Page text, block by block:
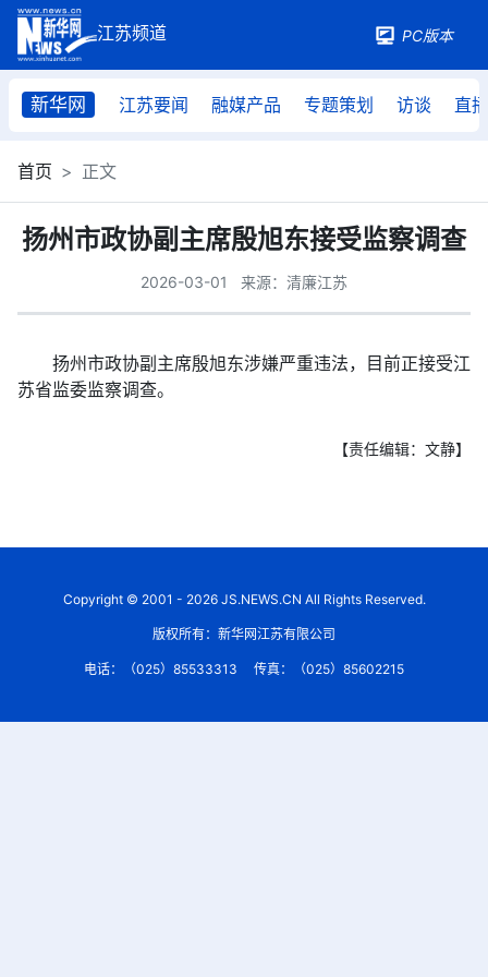
PC版本
新华网 江苏要闻 融媒产品 专题策划 访谈 直播
首页 正文
扬州市政协副主席殷旭东接受监察调查
2026-03-01 来源：清廉江苏
扬州市政协副主席殷旭东涉嫌严重违法，目前正接受江
苏省监委监察调查。
【责任编辑：文静】
Copyright © 2001 - 2026 JS.NEWS.CN All Rights Reserved.
版权所有：新华网江苏有限公司
电话：（025）85533313 传真：（025）85602215